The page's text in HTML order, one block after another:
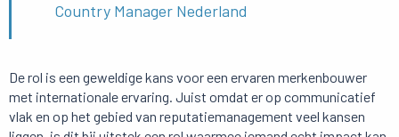
Country Manager Nederland
De rol is een geweldige kans voor een ervaren merkenbouwer
met internationale ervaring. Juist omdat er op communicatief
vlak en op het gebied van reputatiemanagement veel kansen